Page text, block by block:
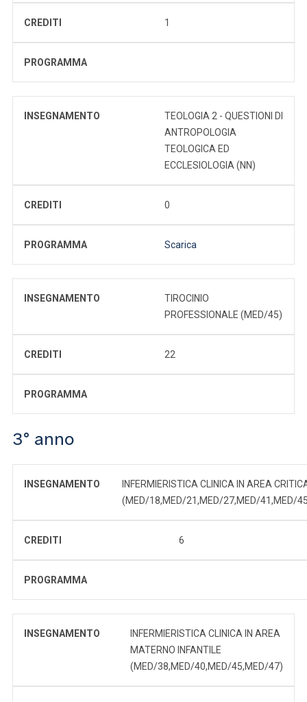
CREDITI 1
PROGRAMMA
INSEGNAMENTO
TEOLOGIA 2 - QUESTIONI DI
ANTROPOLOGIA
TEOLOGICA ED
ECCLESIOLOGIA (NN)
CREDITI 0
PROGRAMMA Scarica
INSEGNAMENTO
TIROCINIO
PROFESSIONALE (MED/45)
CREDITI 22
PROGRAMMA
3° anno
INSEGNAMENTO
INFERMIERISTICA CLINICA IN AREA
(MED/18,MED/21,MED/27,MED/41,MED/
CREDITI 6
PROGRAMMA
INSEGNAMENTO
INFERMIERISTICA CLINICA IN AREA
MATERNO INFANTILE
(MED/38,MED/40,MED/45,MED/47)